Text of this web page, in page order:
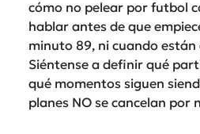
cómo no pelear por futbol
hablar antes de que
minuto 89, ni cuando están
Siéntense a definir qué
qué momentos siguen
planes NO se cancelan por